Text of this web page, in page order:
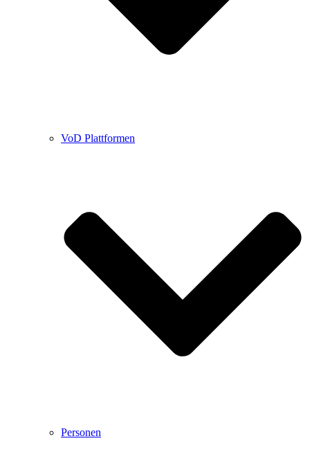
VoD Plattformen
Personen